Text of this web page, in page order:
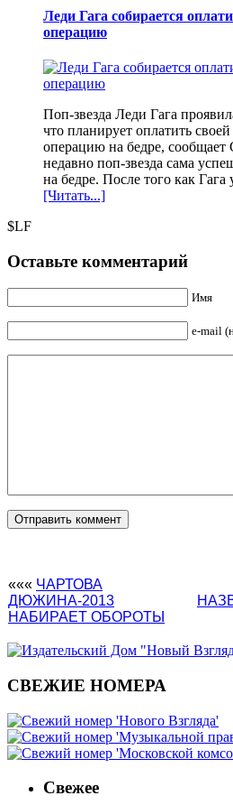
Леди Гага собирается
операцию
Поп-звезда Леди Гага
что планирует оплатить
операцию на бедре,
недавно поп-звезда сама
на бедре. После того как
[Читать...]
$LF
Оставьте комментарий
Имя
e-mail
««« ЧАРТОВА
ДЮЖИНА-2013
НАБИРАЕТ ОБОРОТЫ
СВЕЖИЕ НОМЕРА
Свежее